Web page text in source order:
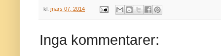
kl. mars 07, 2014
Inga kommentarer: